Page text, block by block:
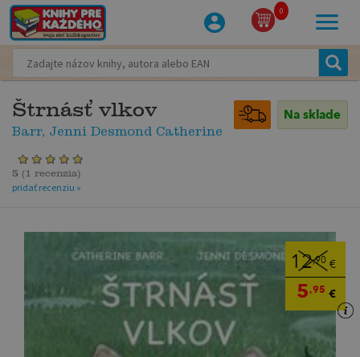
0
Štrnásť vlkov
Barr, Jenni Desmond Catherine
Na sklade
5 ( 1 recenzia)
pridať recenziu »
12,90 €
5,95 €